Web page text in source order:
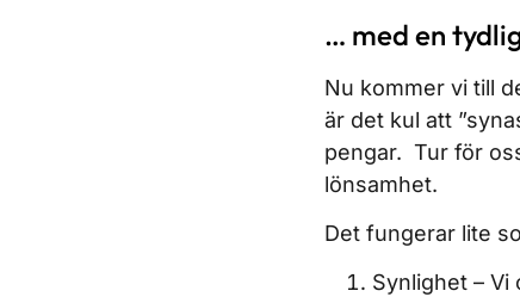
… med en
Nu kommer vi till
är det kul att
pengar. Tur för
lönsamhet.
Det fungerar lite
Synlighet –